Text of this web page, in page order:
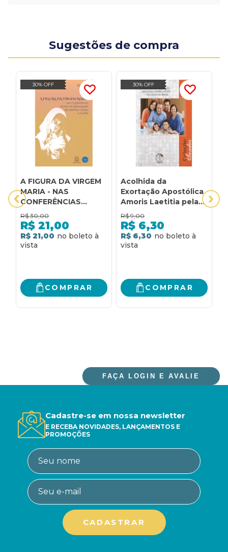
Sugestões de compra
30% OFF
A FIGURA DA VIRGEM
MARIA - NAS
CONFERÊNCIAS
GERAIS DO
EPISCOPADO DA
AMÉRICA LATINA E
CARIBE
R$ 30,00
R$ 21,00
R$ 21,00
COMPRAR
30% OFF
Acolhida da
Exortação Apostólica
Amoris Laetitia pela
Igreja no Brasil -
Sendas vol. 9
R$ 9,00
R$ 6,30
R$ 6,30
COMPRAR
FAÇA LOGIN E AVALIE
Cadastre-se em nossa newsletter
E RECEBA NOVIDADES, LANÇAMENTOS E
PROMOÇÕES